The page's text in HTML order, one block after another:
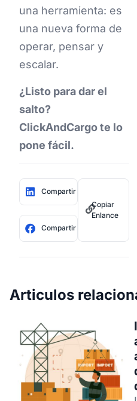
una herramienta: es
una nueva forma de
operar, pensar y
escalar.
¿Listo para dar el
salto?
ClickAndCargo te lo
pone fácil.
Compartir
Compartir
Copiar
Enlance
Articulos